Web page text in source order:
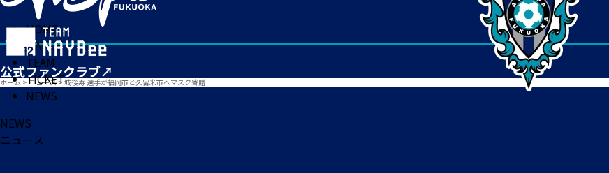
HOME
MATCH
TEAM
TICKET
NEWS
ホーム > ニュース> 城後寿 選手が福岡市と久留米市へマスク寄贈
NEWS
ニュース